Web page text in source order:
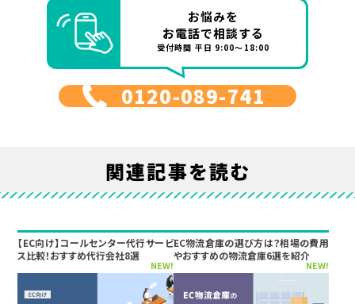
お悩みを
お電話で相談する
受付時間 平日 9:00～18:00
0120-089-741
関連記事を読む
【EC向け】コールセンター代行サービ
ス比較！おすすめ代行会社8選
NEW!
EC物流倉庫の選び方は？相場の費用
やおすすめの物流倉庫6選を紹介
NEW!